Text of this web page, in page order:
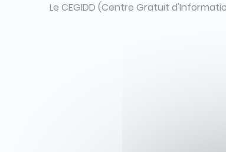
Le CEGIDD (Centre Gratuit